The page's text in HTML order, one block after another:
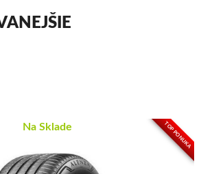
TOP PONUKA
Na Sklade